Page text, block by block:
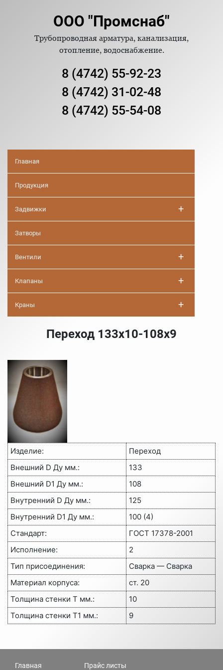
ООО "Промснаб"
Трубопроводная арматура, канализация,
отопление, водоснабжение.
8 (4742) 55-92-23
8 (4742) 31-02-48
8 (4742) 55-54-08
Главная
Продукция
Задвижки +
Затворы
Вентили +
Клапаны +
Краны +
Переход 133х10-108х9
Изделие:
Переход
Внешний D Ду мм.:
133
Внешний D1 Ду мм.:
108
Внутренний D Ду мм.:
125
Внутренний D1 Ду мм.:
100 (4)
Стандарт:
ГОСТ 17378-2001
Исполнение:
2
Тип присоединения:
Сварка — Сварка
Материал корпуса:
ст. 20
Толщина стенки Т мм.:
10
Толщина стенки Т1 мм.:
9
Главная Прайс листы